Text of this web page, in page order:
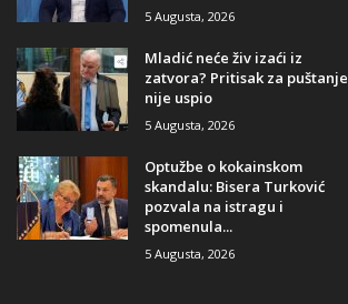
5 Augusta, 2026
​Mladić neće živ izaći iz
zatvora? Pritisak za puštanje
nije uspio
5 Augusta, 2026
​Optužbe o kokainskom
skandalu: Bisera Turković
pozvala na istragu i
spomenula...
5 Augusta, 2026